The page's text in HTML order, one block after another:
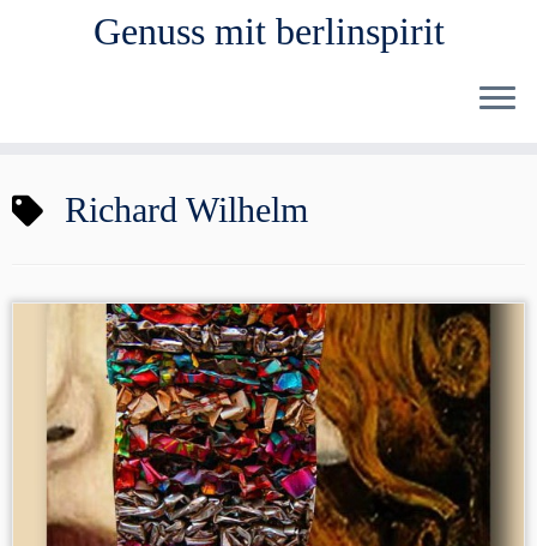
Inhalt
Genuss mit berlinspirit
Richard Wilhelm